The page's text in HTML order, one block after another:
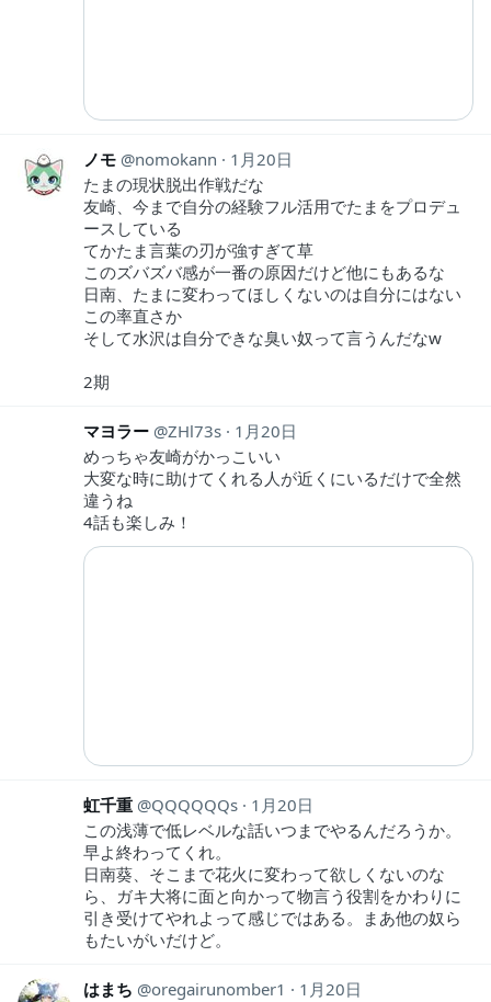
ノモ nomokann
1月20日
たまの現状脱出作戦だな
友崎、今まで自分の経験フル活用でたまをプロデュ
ースしている
てかたま言葉の刃が強すぎて草
このズバズバ感が一番の原因だけど他にもあるな
日南、たまに変わってほしくないのは自分にはない
この率直さか
そして水沢は自分できな臭い奴って言うんだなw
2期
マヨラー ZHl73s
1月20日
めっちゃ友崎がかっこいい
大変な時に助けてくれる人が近くにいるだけで全然
違うね
4話も楽しみ！
虹千重 QQQQQQs
1月20日
この浅薄で低レベルな話いつまでやるんだろうか。
早よ終わってくれ。
日南葵、そこまで花火に変わって欲しくないのな
ら、ガキ大将に面と向かって物言う役割をかわりに
引き受けてやれよって感じではある。まあ他の奴ら
もたいがいだけど。
はまち oregairunomber1
1月20日